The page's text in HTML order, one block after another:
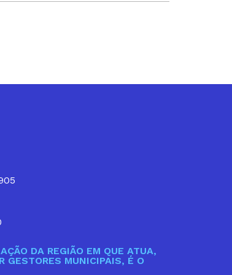
DA REGIÃO EM QUE ATUA,
GESTORES MUNICIPAIS, É O